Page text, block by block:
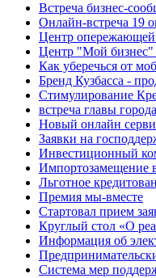
Встреча бизнес-
Онлайн-встреча 19
Центр опережающей
Центр "Мой бизнес"
Как уберечься от
Бренд Кузбасса -
Стимулирование
встреча главы
Новый онлайн
Заявки на
Инвестиционный
Импортозамещение
Льготное
Премия мы-вместе
Стартовал прием
Круглый стол «О
Информация об
Система мер